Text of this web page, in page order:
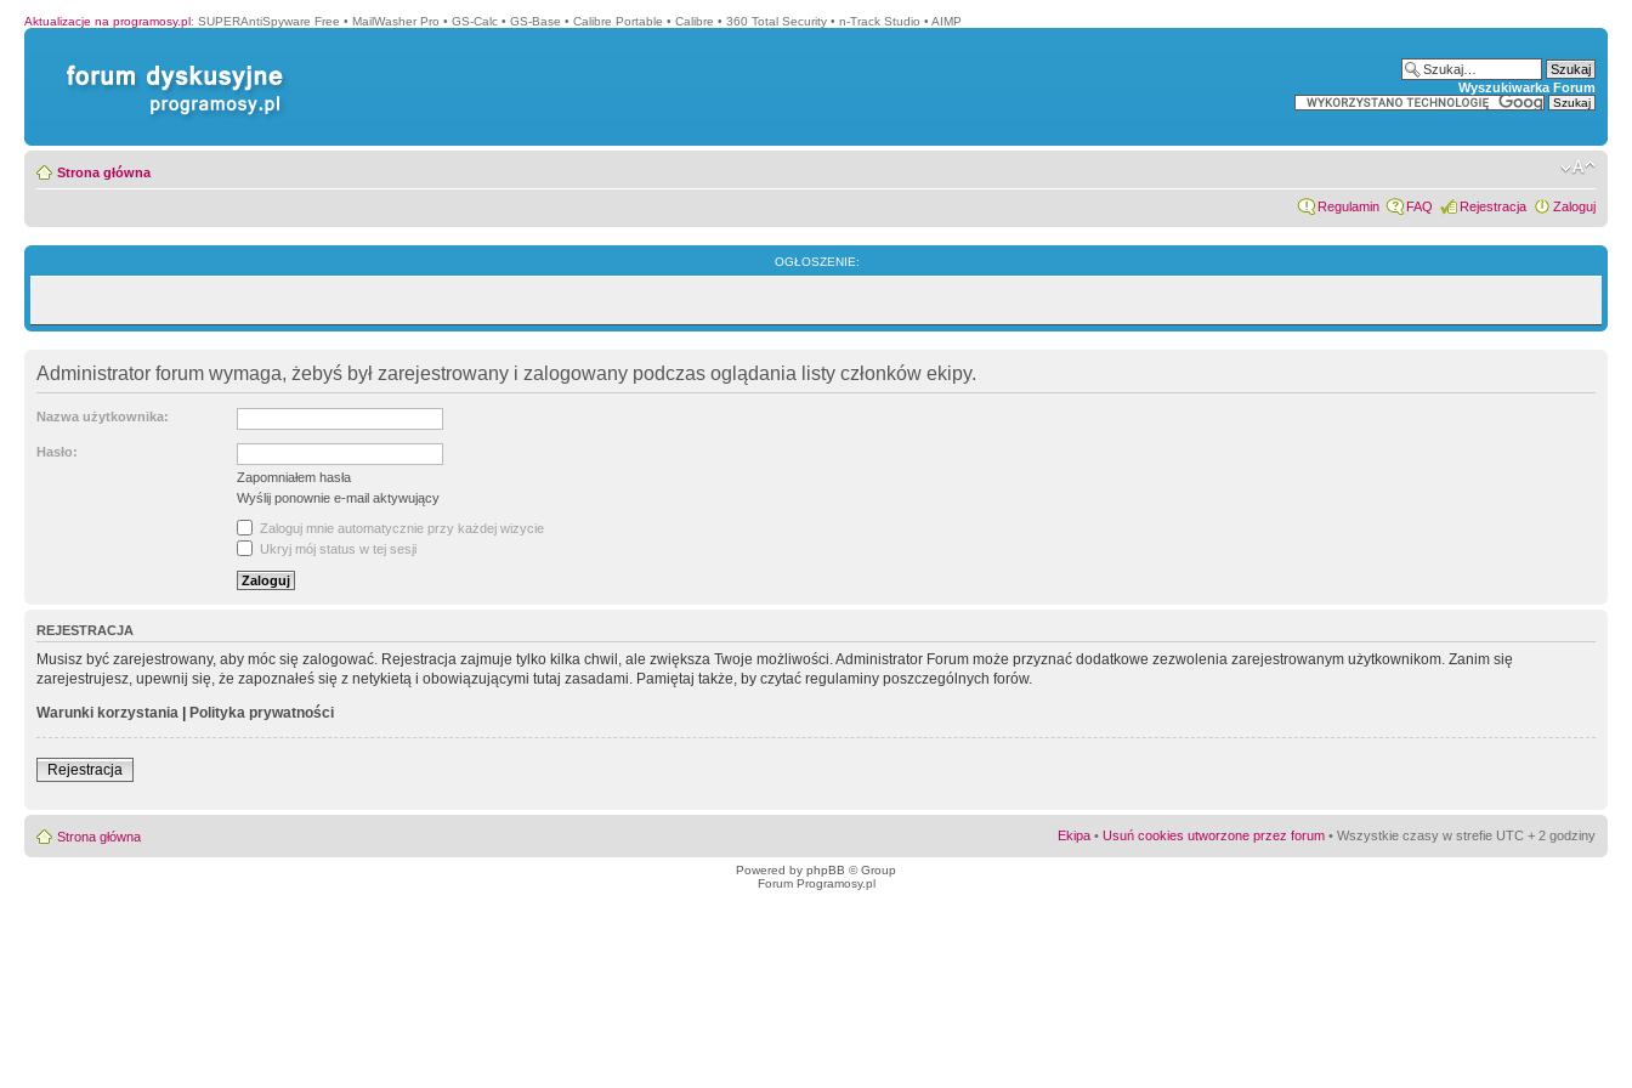
Aktualizacje na programosy.pl: SUPERAntiSpyware Free • MailWasher Pro • GS-Calc • GS-Base • Calibre Portable • Calibre • 360 Total Security • n-Track Studio • AIMP
Wyszukiwarka Forum
Strona główna
Regulamin FAQ Rejestracja Zaloguj
OGŁOSZENIE:
Administrator forum wymaga, żebyś był zarejestrowany i zalogowany podczas oglądania listy członków ekipy.
Nazwa użytkownika:
Hasło:
Zapomniałem hasła
Wyślij ponownie e-mail aktywujący
Zaloguj mnie automatycznie przy każdej wizycie
Ukryj mój status w tej sesji
REJESTRACJA
Musisz być zarejestrowany, aby móc się zalogować. Rejestracja zajmuje tylko kilka chwil, ale zwiększa Twoje możliwości. Administrator Forum może przyznać dodatkowe zezwolenia zarejestrowanym użytkownikom. Zanim się
zarejestrujesz, upewnij się, że zapoznałeś się z netykietą i obowiązującymi tutaj zasadami. Pamiętaj także, by czytać regulaminy poszczególnych forów.
Warunki korzystania | Polityka prywatności
Rejestracja
Strona główna Ekipa • Usuń cookies utworzone przez forum • Wszystkie czasy w strefie UTC + 2 godziny
Powered by phpBB © Group
Forum Programosy.pl